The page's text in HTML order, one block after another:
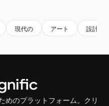
現代の アート 設計
めのプラットフォーム。クリ